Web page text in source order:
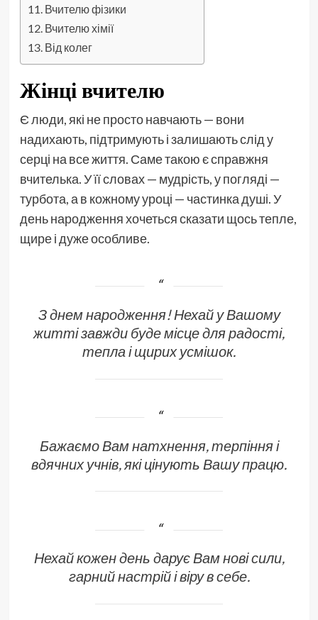
Вчителю фізики
Вчителю хімії
Від колег
Жінці вчителю
Є люди, які не просто навчають — вони
надихають, підтримують і залишають слід у
серці на все життя. Саме такою є справжня
вчителька. У її словах — мудрість, у погляді —
турбота, а в кожному уроці — частинка душі. У
день народження хочеться сказати щось тепле,
щире і дуже особливе.
З днем народження! Нехай у Вашому
житті завжди буде місце для радості,
тепла і щирих усмішок.
Бажаємо Вам натхнення, терпіння і
вдячних учнів, які цінують Вашу працю.
Нехай кожен день дарує Вам нові сили,
гарний настрій і віру в себе.